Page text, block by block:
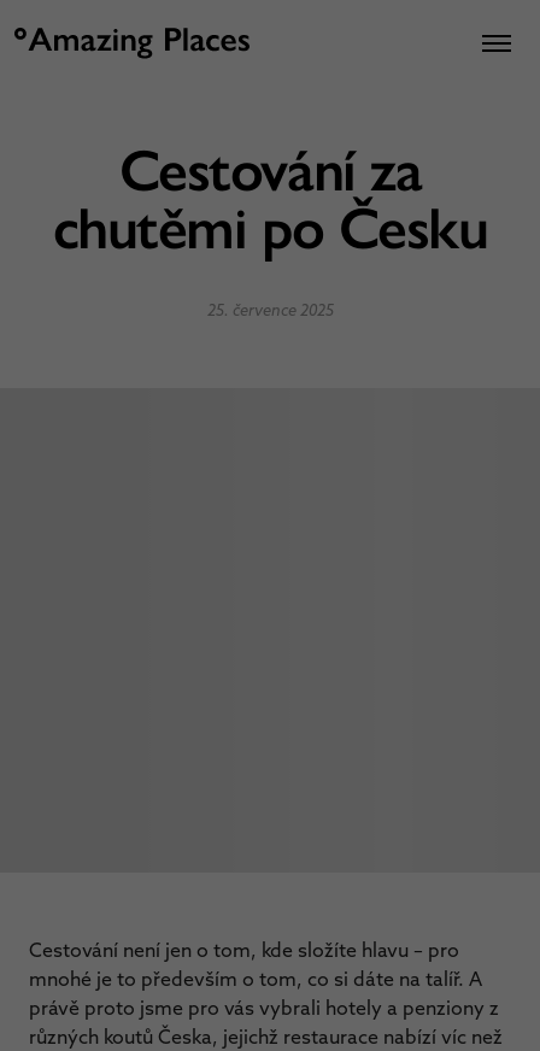
Cestování za
chutěmi po Česku
25. července 2025
Cestování není jen o tom, kde složíte hlavu – pro
mnohé je to především o tom, co si dáte na talíř. A
právě proto jsme pro vás vybrali hotely a penziony z
různých koutů Česka, jejichž restaurace nabízí víc než